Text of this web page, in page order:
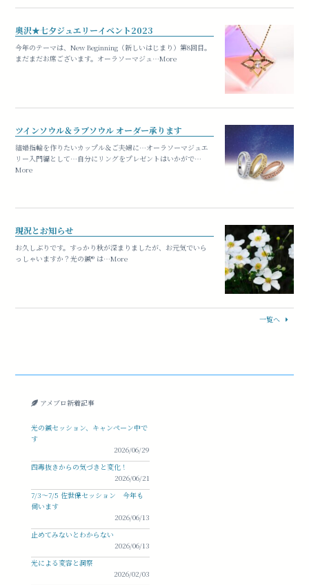
奥沢★七夕ジュエリーイベント2023
今年のテーマは、New Beginning（新しいはじまり）第8回目。
まだまだお席ございます。オーラソーマジュ…More
ツインソウル＆ラブソウル オーダー承ります
結婚指輪を作りたいカップル＆ご夫婦に…オーラソーマジュエ
リー入門編として…自分にリングをプレゼントはいかがで…
More
現況とお知らせ
お久しぶりです。すっかり秋が深まりましたが、お元気でいら
っしゃいますか？光の鍼®︎ は…More
一覧へ
アメブロ新着記事
光の鍼セッション、キャンペーン中で
す
2026/06/29
四毒抜きからの気づきと変化！
2026/06/21
7/3〜7/5 佐世保セッション 今年も
伺います
2026/06/13
止めてみないとわからない
2026/06/13
光による変容と洞察
2026/02/03